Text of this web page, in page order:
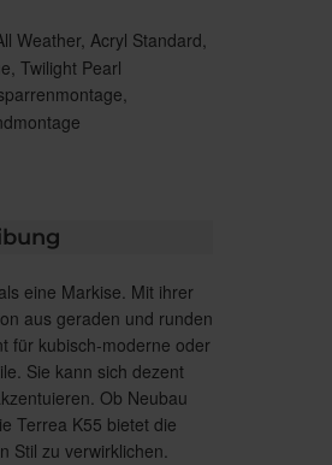
Weather, Acryl Standard,
Twilight Pearl
eine Markise. Mit ihrer
aus geraden und runden
für kubisch-moderne oder
Sie kann sich dezent
Ob Neubau
Terrea K55 bietet die
Stil zu verwirklichen.